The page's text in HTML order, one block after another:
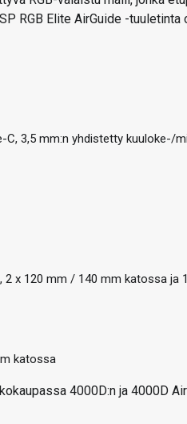
RGB Elite AirGuide -
C, 3,5 mm:n yhdistetty kuuloke-/
x 120 mm / 140 mm katossa ja
katossa
4000D:n ja 4000D